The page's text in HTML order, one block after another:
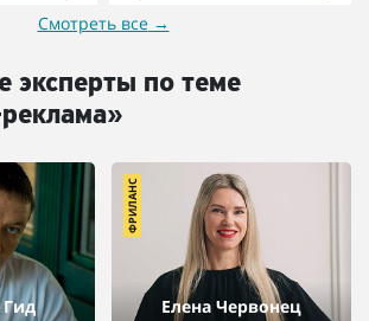
Смотреть все →
эксперты по теме
Елена Червонец
ФРИЛАНС